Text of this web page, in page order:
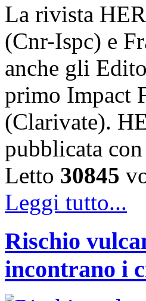
La rivista
(Cnr-Ispc) e
anche gli
primo Impact
(Clarivate).
pubblicata
Letto 30845
Leggi tutto...
Rischio
incontrano i